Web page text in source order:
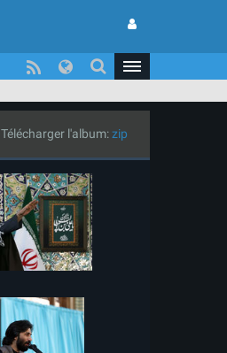
Télécharger l'album:zip